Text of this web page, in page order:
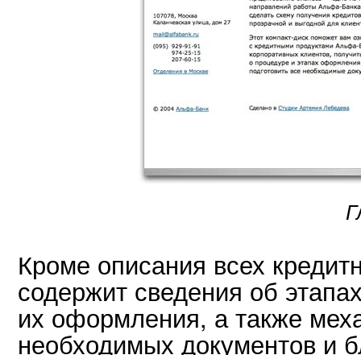
Кроме описания всех
содержит сведения об
их оформления, а также
необходимых документов и